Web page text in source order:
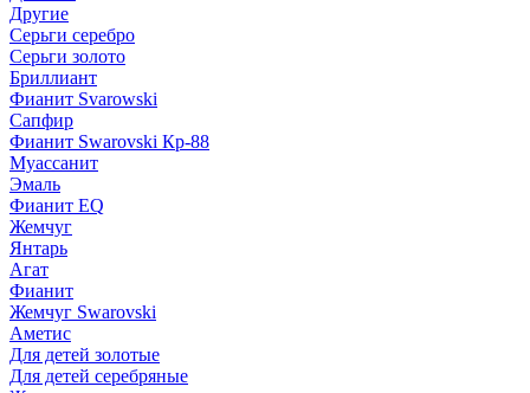
Другие
Серьги серебро
Серьги золото
Бриллиант
Фианит Svarowski
Сапфир
Фианит Swarovski Кр-88
Муассанит
Эмаль
Фианит EQ
Жемчуг
Янтарь
Агат
Фианит
Жемчуг Swarovski
Аметис
Для детей золотые
Для детей серебряные